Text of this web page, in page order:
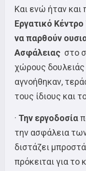
Και ενώ ήταν και
Εργατικό
να παρθούν
Ασφάλειας στο
χώρους δουλειάς
αγνοήθηκαν,
τους ίδιους και
· Την εργοδοσία
την ασφάλεια
διστάζει
πρόκειται για το